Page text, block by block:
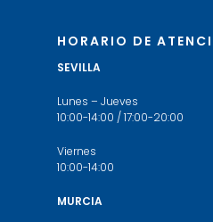
HORARIO DE
SEVILLA
Lunes – Jueves
10:00-14:00 / 17:00-20:00
Viernes
10:00-14:00
MURCIA